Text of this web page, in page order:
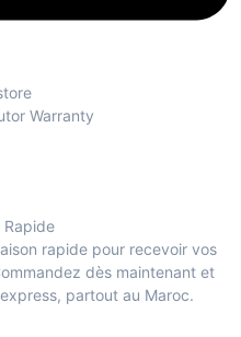
Warranty
Rapide
rapide pour recevoir vos
dès maintenant et
partout au Maroc.